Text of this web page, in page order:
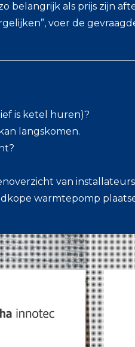
belangrijk als prijs zijn
voer de
is ketel huren)?
langskomen.
van
warmtepomp